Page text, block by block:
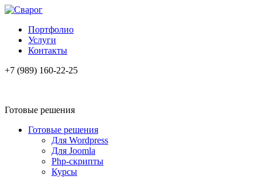
Портфолио
Услуги
Контакты
+7 (989) 160-22-25
Готовые решения
Готовые решения
Для Wordpress
Для Joomla
Php-скрипты
Курсы